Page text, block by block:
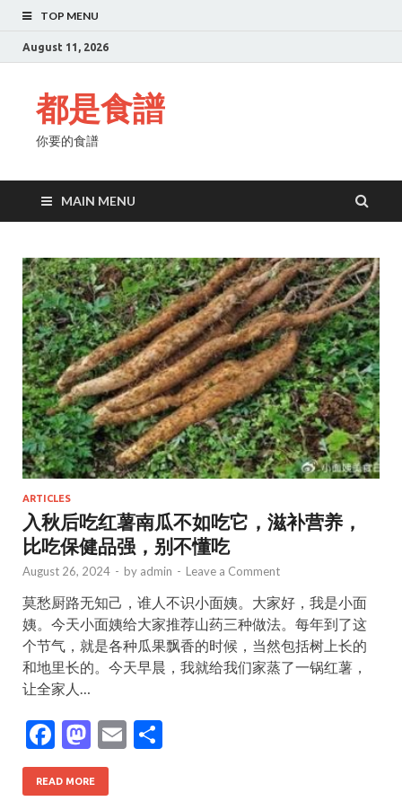
TOP MENU
August 11, 2026
都是食譜
你要的食譜
MAIN MENU
ARTICLES
入秋后吃红薯南瓜不如吃它，滋补营养，
比吃保健品强，别不懂吃
August 26, 2024 - by admin - Leave a Comment
莫愁厨路无知己，谁人不识小面姨。大家好，我是小面
姨。今天小面姨给大家推荐山药三种做法。每年到了这
个节气，就是各种瓜果飘香的时候，当然包括树上长的
和地里长的。今天早晨，我就给我们家蒸了一锅红薯，
让全家人…
F
ac
e
M
as
to
E
READ MORE